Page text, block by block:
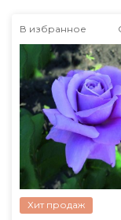
В избранное
Хит продаж